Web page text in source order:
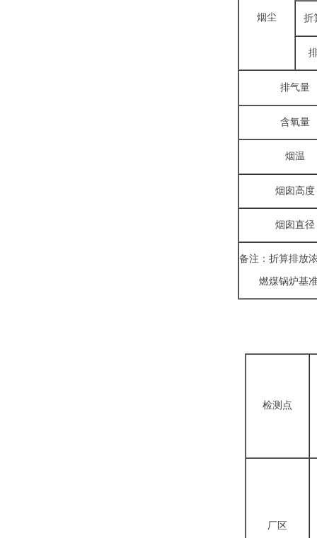
烟尘 折
排气量
含氧量
烟温
烟囱高度
烟囱直径
备注：折算排放
燃煤锅炉基准
检测点
厂区